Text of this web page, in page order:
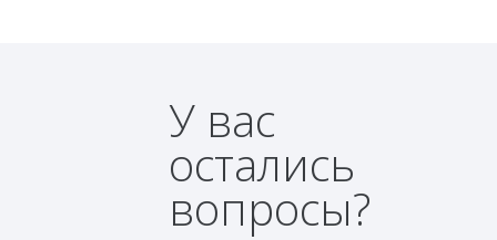
У вас
остались
вопросы?